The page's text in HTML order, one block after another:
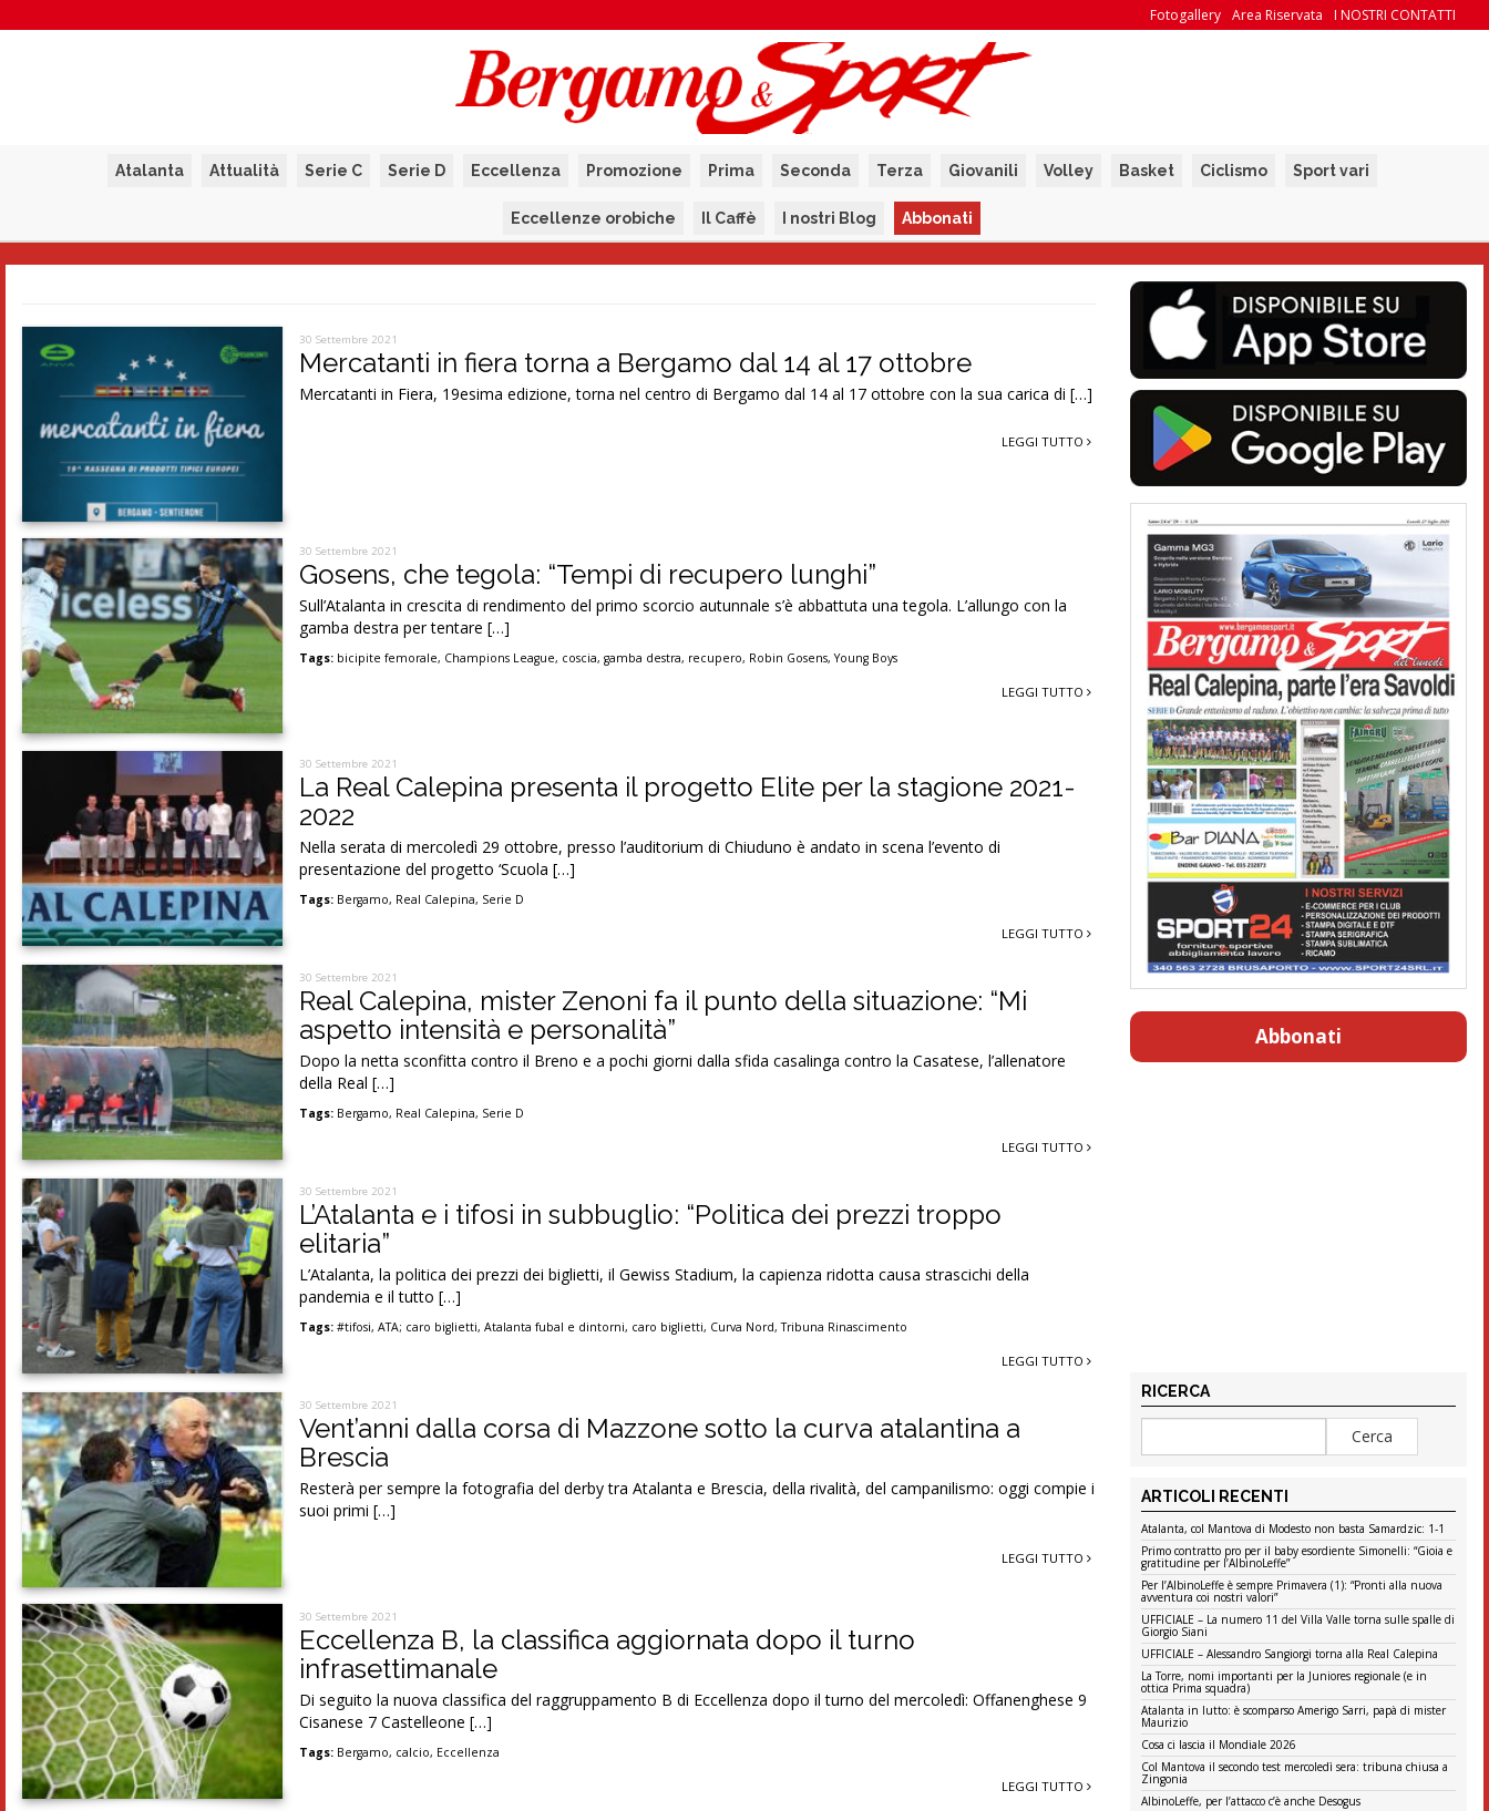
I NOSTRI CONTATTI
Area Riservata
Fotogallery
Atalanta Attualità Serie C Serie D Eccellenza Promozione Prima Seconda Terza Giovanili Volley Basket Ciclismo Sport vari
Eccellenze orobiche Il Caffè I nostri Blog Abbonati
30 Settembre 2021
Mercatanti in fiera torna a Bergamo dal 14 al 17 ottobre
Mercatanti in Fiera, 19esima edizione, torna nel centro di Bergamo dal 14 al 17 ottobre con la sua carica di […]
LEGGI TUTTO
30 Settembre 2021
Gosens, che tegola: “Tempi di recupero lunghi”
Sull’Atalanta in crescita di rendimento del primo scorcio autunnale s’è abbattuta una tegola. L’allungo con la
gamba destra per tentare […]
Tags: bicipite femorale, Champions League, coscia,gamba destra, recupero, Robin Gosens,Young Boys
LEGGI TUTTO
30 Settembre 2021
La Real Calepina presenta il progetto Elite per la stagione 2021-
2022
Nella serata di mercoledì 29 ottobre, presso l’auditorium di Chiuduno è andato in scena l’evento di
presentazione del progetto ‘Scuola […]
Tags: Bergamo, Real Calepina, Serie D
LEGGI TUTTO
30 Settembre 2021
Real Calepina, mister Zenoni fa il punto della situazione: “Mi
aspetto intensità e personalità”
Dopo la netta sconfitta contro il Breno e a pochi giorni dalla sfida casalinga contro la Casatese, l’allenatore
della Real […]
Tags: Bergamo, Real Calepina, Serie D
LEGGI TUTTO
30 Settembre 2021
L’Atalanta e i tifosi in subbuglio: “Politica dei prezzi troppo
elitaria”
L’Atalanta, la politica dei prezzi dei biglietti, il Gewiss Stadium, la capienza ridotta causa strascichi della
pandemia e il tutto […]
Tags: #tifosi,ATA; caro biglietti,Atalanta fubal e dintorni, caro biglietti, Curva Nord,Tribuna Rinascimento
LEGGI TUTTO
30 Settembre 2021
Vent’anni dalla corsa di Mazzone sotto la curva atalantina a
Brescia
Resterà per sempre la fotografia del derby tra Atalanta e Brescia, della rivalità, del campanilismo: oggi compie i
suoi primi […]
LEGGI TUTTO
30 Settembre 2021
Eccellenza B, la classifica aggiornata dopo il turno
infrasettimanale
Di seguito la nuova classifica del raggruppamento B di Eccellenza dopo il turno del mercoledì: Offanenghese 9
Cisanese 7 Castelleone […]
Tags: Bergamo, calcio, Eccellenza
LEGGI TUTTO
Abbonati
RICERCA
ARTICOLI RECENTI
Atalanta, col Mantova di Modesto non basta Samardzic: 1-1
Primo contratto pro per il baby esordiente Simonelli: “Gioia e
gratitudine per l’AlbinoLeffe”
Per l’AlbinoLeffe è sempre Primavera (1): “Pronti alla nuova
avventura coi nostri valori”
UFFICIALE – La numero 11 del Villa Valle torna sulle spalle di
Giorgio Siani
UFFICIALE – Alessandro Sangiorgi torna alla Real Calepina
La Torre, nomi importanti per la Juniores regionale (e in
ottica Prima squadra)
Atalanta in lutto: è scomparso Amerigo Sarri, papà di mister
Maurizio
Cosa ci lascia il Mondiale 2026
Col Mantova il secondo test mercoledì sera: tribuna chiusa a
Zingonia
AlbinoLeffe, per l’attacco c’è anche Desogus